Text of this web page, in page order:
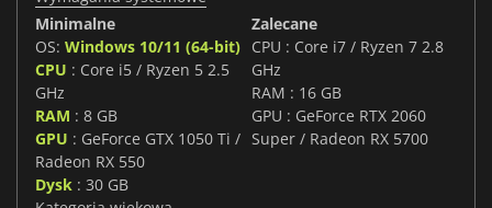
Minimalne
OS: Windows 10/11 (64-bit)
CPU : Core i5 / Ryzen 5 2.5
GHz
RAM : 8 GB
GPU : GeForce GTX 1050 Ti /
Radeon RX 550
Dysk : 30 GB
Zalecane
CPU : Core i7 / Ryzen 7 2.8
GHz
RAM : 16 GB
GPU : GeForce RTX 2060
Super / Radeon RX 5700